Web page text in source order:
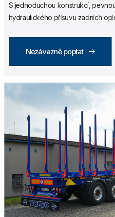
S jednoduchou konstrukcí,
hydraulického přísuvu zadních
Nezávazně poptat